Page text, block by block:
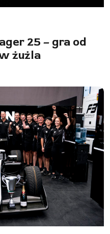
25 – gra od
żużla